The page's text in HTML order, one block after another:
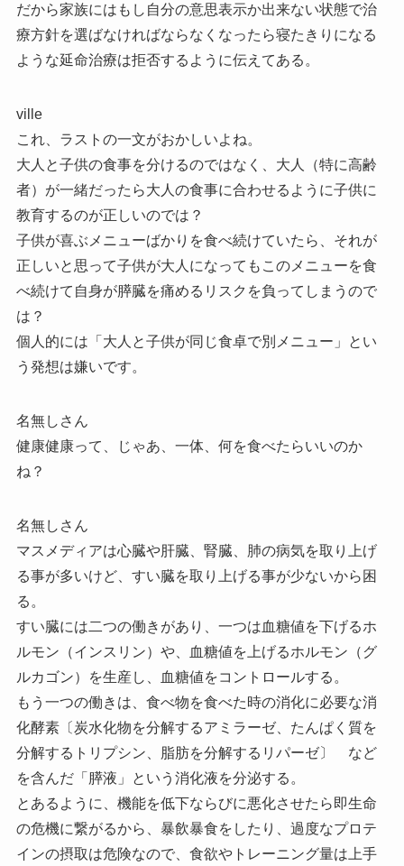
だから家族にはもし自分の意思表示か出来ない状態で治
療方針を選ばなければならなくなったら寝たきりになる
ような延命治療は拒否するように伝えてある。
ville
これ、ラストの一文がおかしいよね。
大人と子供の食事を分けるのではなく、大人（特に高齢
者）が一緒だったら大人の食事に合わせるように子供に
教育するのが正しいのでは？
子供が喜ぶメニューばかりを食べ続けていたら、それが
正しいと思って子供が大人になってもこのメニューを食
べ続けて自身が膵臓を痛めるリスクを負ってしまうので
は？
個人的には「大人と子供が同じ食卓で別メニュー」とい
う発想は嫌いです。
名無しさん
健康健康って、じゃあ、一体、何を食べたらいいのか
ね？
名無しさん
マスメディアは心臓や肝臓、腎臓、肺の病気を取り上げ
る事が多いけど、すい臓を取り上げる事が少ないから困
る。
すい臓には二つの働きがあり、一つは血糖値を下げるホ
ルモン（インスリン）や、血糖値を上げるホルモン（グ
ルカゴン）を生産し、血糖値をコントロールする。
もう一つの働きは、食べ物を食べた時の消化に必要な消
化酵素〔炭水化物を分解するアミラーゼ、たんぱく質を
分解するトリプシン、脂肪を分解するリパーゼ〕 など
を含んだ「膵液」という消化液を分泌する。
とあるように、機能を低下ならびに悪化させたら即生命
の危機に繋がるから、暴飲暴食をしたり、過度なプロテ
インの摂取は危険なので、食欲やトレーニング量は上手